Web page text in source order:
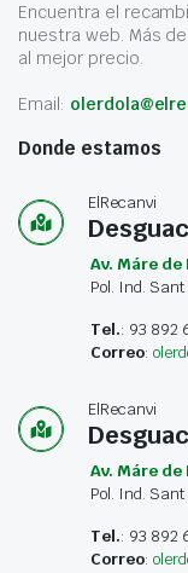
Encuentra el
nuestra web. Más
al mejor precio.
Email:
Donde estamos
ElRecanvi
Av. Máre de
Pol. Ind.
Tel.: 93 892
Correo:
ElRecanvi
Av. Máre de
Pol. Ind.
Tel.: 93 892
Correo: